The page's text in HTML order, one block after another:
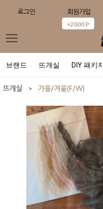
로그인 회원가입
+2000 P
브랜드 뜨개실 DIY 패키지
뜨개실 > 가을/겨울(F/W)